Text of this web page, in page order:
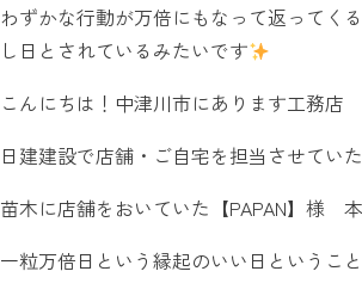
わずかな行動が万倍にもなって返ってく
し日とされているみたいです
こんにちは！中津川市にあります工務店
日建建設で店舗・ご自宅を担当させてい
苗木に店舗をおいていた【PAPAN】様
一粒万倍日という縁起のいい日というこ